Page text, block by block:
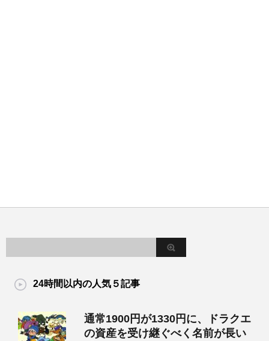
24時間以内の人気５記事
通常1900円が1330円に、ドラクエ
の資産を受け継ぐべく名前が長い